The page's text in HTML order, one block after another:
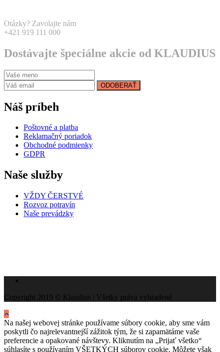
Otázky? Zavolajte nám
+421 919 111 000
Dostávajte špeciálne akcie od KLAUDIUS
ODOBERAŤ
Náš príbeh
Poštovné a platba
Reklamačný poriadok
Obchodné podmienky
GDPR
Naše služby
VŽDY ČERSTVÉ
Rozvoz potravín
Naše prevádzky
Copyright 2019 © Klaudius | Všetky práva vyhradené
Na našej webovej stránke používame súbory cookie, aby sme vám
poskytli čo najrelevantnejší zážitok tým, že si zapamätáme vaše
preferencie a opakované návštevy. Kliknutím na „Prijať všetko“
súhlasíte s používaním VŠETKÝCH súborov cookie. Môžete však